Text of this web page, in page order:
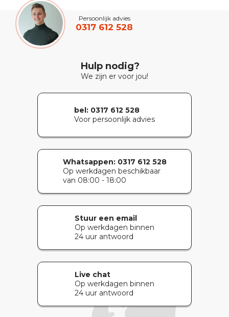
Persoonlijk advies
0317 612 528
Hulp nodig?
We zijn er voor jou!
bel: 0317 612 528
Voor persoonlijk advies
Whatsappen:0317 612 528
Op werkdagen beschikbaar
van 08:00 - 18:00
Stuur een email
Op werkdagen binnen
24 uur antwoord
Live chat
Op werkdagen binnen
24 uur antwoord